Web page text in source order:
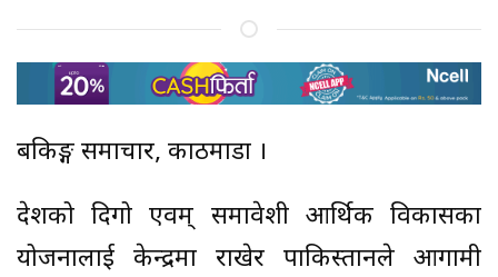
बैंकिङ्ग समाचार, काठमाडौं ।
देशको दिगो एवम् समावेशी आर्थिक विकासका
योजनालाई केन्द्रमा राखेर पाकिस्तानले आगामी